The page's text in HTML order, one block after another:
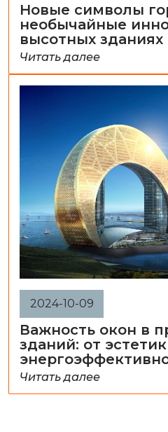
Новые символы
необычайные
высотных зданиях
Читать далее
2024-10-09
Важность окон в
зданий: от
Читать далее